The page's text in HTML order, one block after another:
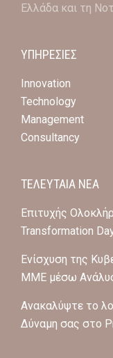
Ελλάδα και τη
ΥΠΗΡΕΣΙΕΣ
Innovation
Technology
Management
Consultancy
ΤΕΛΕΥΤΑΙΑ ΝΕΑ
Επιτυχής
Transformation
Ενίσχυση της
ΜΜΕ μέσω
Ανακαλύψτε το
Δύναμη σας στο